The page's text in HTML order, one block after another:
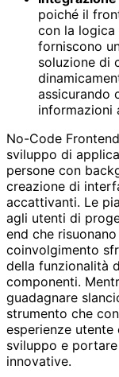
poiché il
con la logica
forniscono
soluzione di
assicurando
informazioni
No-Code
sviluppo di
persone con
creazione di
accattivanti. Le
agli utenti di
end che
coinvolgimento
della funzionalità
componenti.
guadagnare
strumento che
esperienze
sviluppo e
innovative.